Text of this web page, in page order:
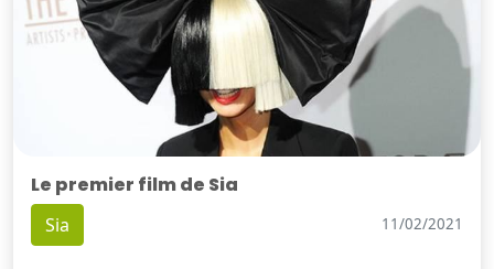
Le premier film de Sia
Sia 11/02/2021